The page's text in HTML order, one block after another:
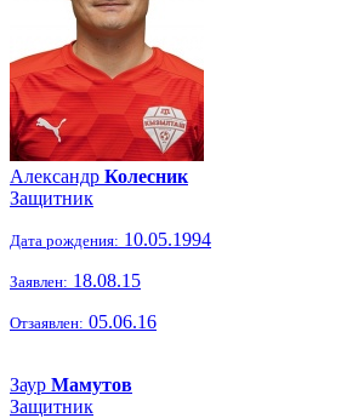
Александр Колесник
Защитник
Дата рождения: 10.05.1994
Заявлен: 18.08.15
Отзаявлен: 05.06.16
Заур Мамутов
Защитник